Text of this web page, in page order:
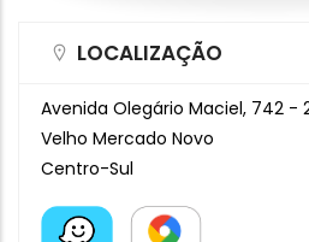
LOCALIZAÇÃO
Avenida Olegário Maciel, 742 -
Velho Mercado Novo
Centro-Sul